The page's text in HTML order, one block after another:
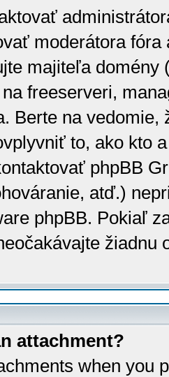
moderátora
majiteľa
freeserveri,
Berte na
to, ako kto
phpBB
atď.)
phpBB. Pokiaľ
žiadnu
attachment?
when you